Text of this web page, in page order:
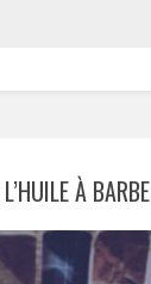
À BARBE